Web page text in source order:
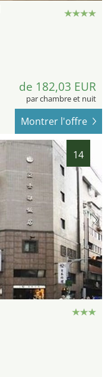
de 182,03 EUR
par chambre et nuit
Montrer l'offre
14